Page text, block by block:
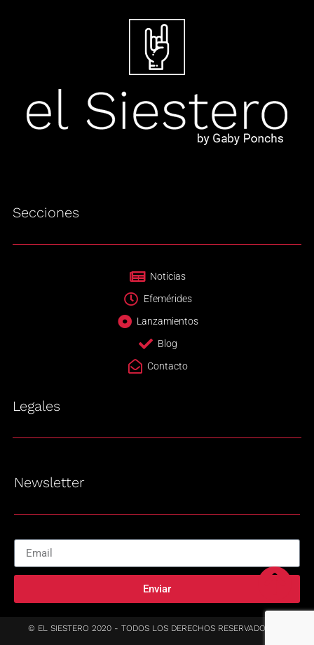
Secciones
Noticias
Efemérides
Lanzamientos
Blog
Contacto
Legales
Newsletter
Enviar
© EL SIESTERO 2020 - TODOS LOS DERECHOS RESERVADOS